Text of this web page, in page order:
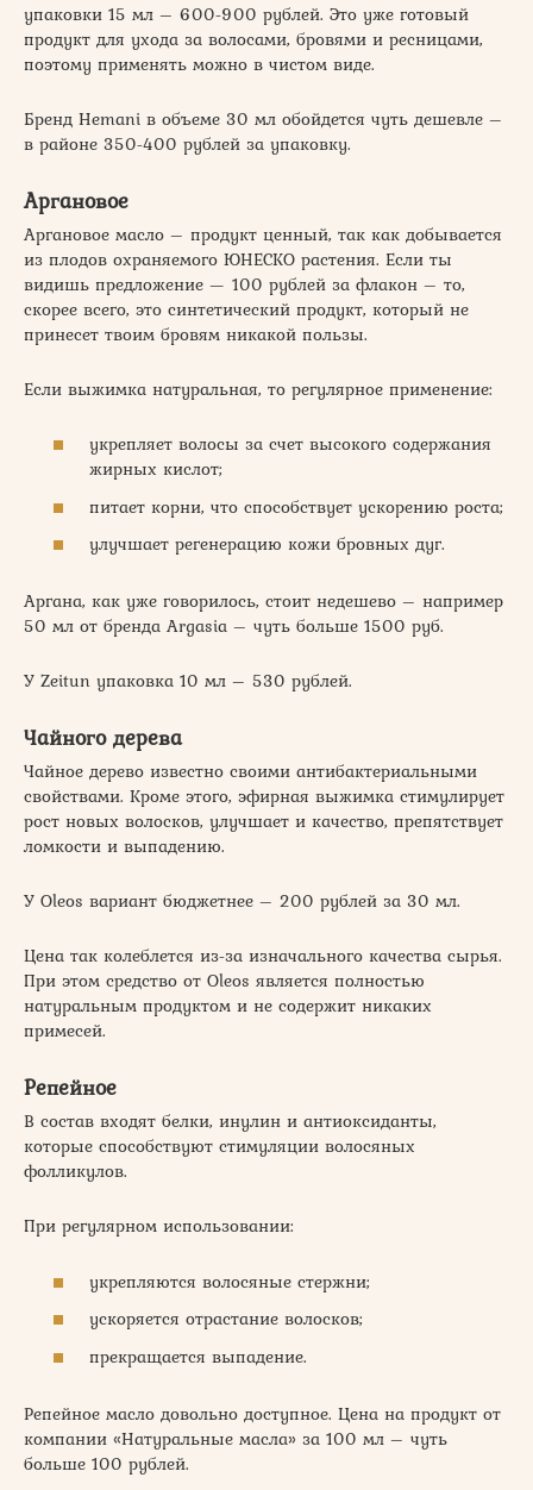
упаковки 15 мл – 600-900 рублей. Это уже готовый
продукт для ухода за волосами, бровями и ресницами,
поэтому применять можно в чистом виде.
Бренд Hemani в объеме 30 мл обойдется чуть дешевле –
в районе 350-400 рублей за упаковку.
Аргановое
Аргановое масло – продукт ценный, так как добывается
из плодов охраняемого ЮНЕСКО растения. Если ты
видишь предложение — 100 рублей за флакон – то,
скорее всего, это синтетический продукт, который не
принесет твоим бровям никакой пользы.
Если выжимка натуральная, то регулярное применение:
укрепляет волосы за счет высокого содержания
жирных кислот;
питает корни, что способствует ускорению роста;
улучшает регенерацию кожи бровных дуг.
Аргана, как уже говорилось, стоит недешево – например
50 мл от бренда Argasia – чуть больше 1500 руб.
У Zeitun упаковка 10 мл – 530 рублей.
Чайного дерева
Чайное дерево известно своими антибактериальными
свойствами. Кроме этого, эфирная выжимка стимулирует
рост новых волосков, улучшает и качество, препятствует
ломкости и выпадению.
У Oleos вариант бюджетнее – 200 рублей за 30 мл.
Цена так колеблется из-за изначального качества сырья.
При этом средство от Oleos является полностью
натуральным продуктом и не содержит никаких
примесей.
Репейное
В состав входят белки, инулин и антиоксиданты,
которые способствуют стимуляции волосяных
фолликулов.
При регулярном использовании:
укрепляются волосяные стержни;
ускоряется отрастание волосков;
прекращается выпадение.
Репейное масло довольно доступное. Цена на продукт от
компании «Натуральные масла» за 100 мл – чуть
больше 100 рублей.